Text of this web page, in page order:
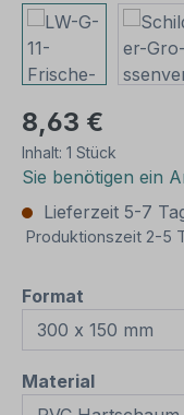
8,63 €
Inhalt: 1 Stück
Sie benötigen ein
Lieferzeit 5-7
Produktionszeit 2-5
Format
Materialauswählen